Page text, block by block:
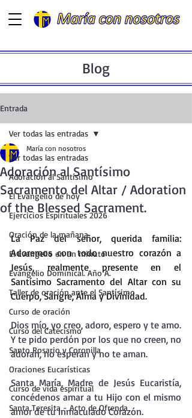
Blog
Entrada
Ver todas las entradas
Adoración al Santísimo
El Evangelio de hoy
Ejercicios Espirituales 2026
Oración de la mañana
El Evangelio en un minuto
Evangelio Dominical. Año A.
Taller de oración ante el Santísimo
Curso de oración
Curso del Catecismo
Santo Rosario y Coronilla
Oraciones Eucarísticas
Curso de vida espiritual
Santa Teresita - Acto de Ofrenda
Ver todas las entradas
Adoración al Santísimo
Sacramento del Altar / Adoration
of the Blessed Sacrament.
María con nosotros
La Paz del señor, querida familia:
Adoremos con todo nuestro corazón a
Jesús, realmente presente en el
Santísimo Sacramento del Altar con su
Cuerpo, Sangre, Alma y Divinidad.
Dios mío, yo creo, adoro, espero y te amo.
Y te pido perdón por los que no creen, no
adoran, no esperan y no te aman.
Santa María, Madre de Jesús Eucaristía,
concédenos amar a tu Hijo con el mismo
amor de tu Inmaculado Corazón.